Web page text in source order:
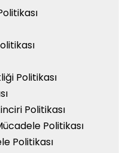
Politikası
Politikası
Politikası
Politikası